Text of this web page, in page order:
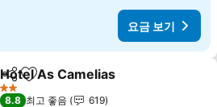
요금 보기
공유 즐겨찾기에 추가
Hotel As Camelias
2 성급
8.8 최고 좋음
619